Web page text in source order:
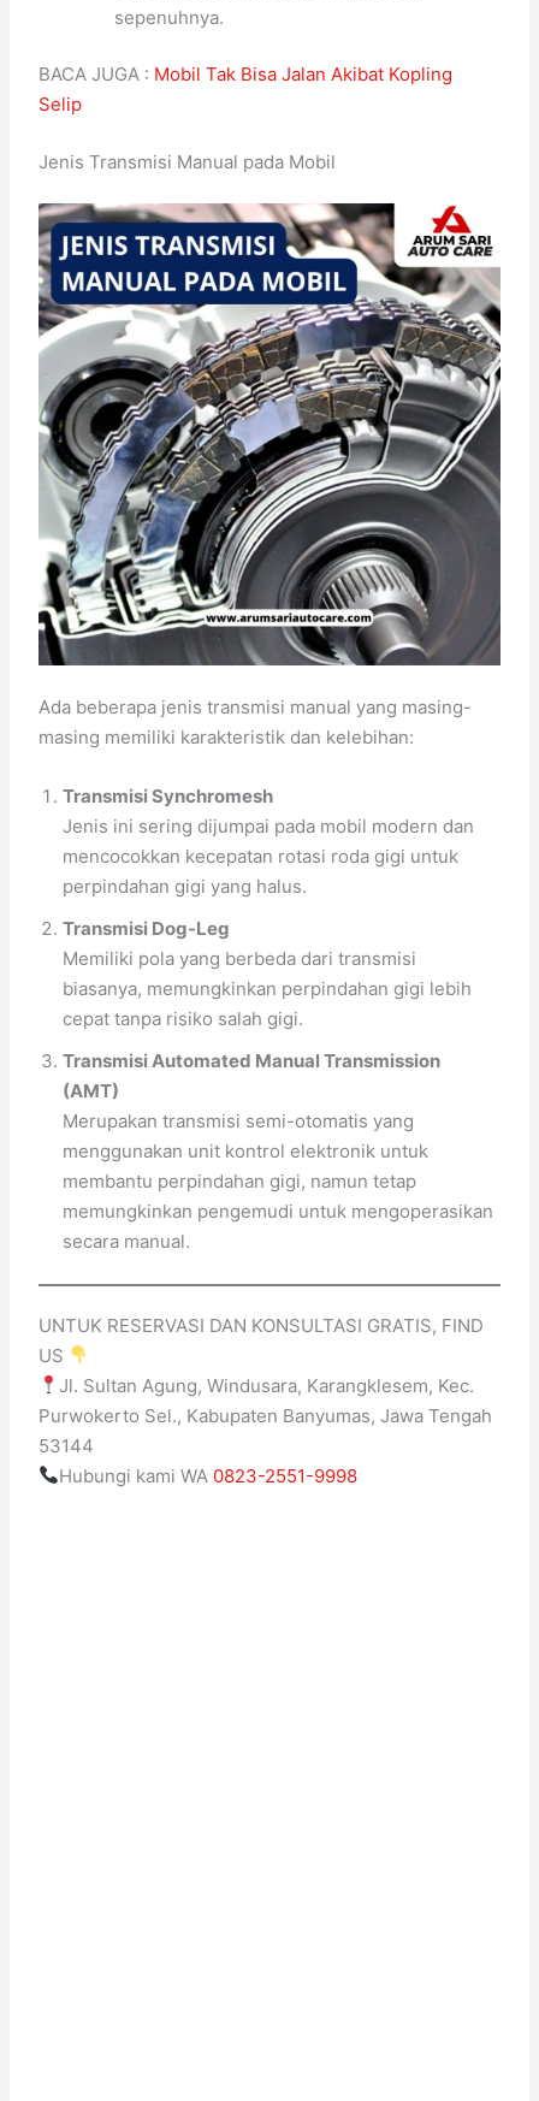
sepenuhnya.
BACA JUGA : Mobil Tak Bisa Jalan Akibat Kopling
Selip
Jenis Transmisi Manual pada Mobil
Ada beberapa jenis transmisi manual yang masing-
masing memiliki karakteristik dan kelebihan:
Transmisi Synchromesh
Jenis ini sering dijumpai pada mobil modern dan
mencocokkan kecepatan rotasi roda gigi untuk
perpindahan gigi yang halus.
Transmisi Dog-Leg
Memiliki pola yang berbeda dari transmisi
biasanya, memungkinkan perpindahan gigi lebih
cepat tanpa risiko salah gigi.
Transmisi Automated Manual Transmission
(AMT)
Merupakan transmisi semi-otomatis yang
menggunakan unit kontrol elektronik untuk
membantu perpindahan gigi, namun tetap
memungkinkan pengemudi untuk mengoperasikan
secara manual.
UNTUK RESERVASI DAN KONSULTASI GRATIS, FIND
US
Jl. Sultan Agung, Windusara, Karangklesem, Kec.
Purwokerto Sel., Kabupaten Banyumas, Jawa Tengah
53144
Hubungi kami WA 0823-2551-9998